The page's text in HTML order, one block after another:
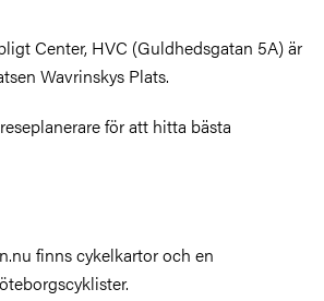
Center, HVC (Guldhedsgatan 5A) är
Wavrinskys Plats.
för att hitta bästa
finns cykelkartor och en